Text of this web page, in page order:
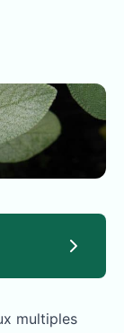
multiples